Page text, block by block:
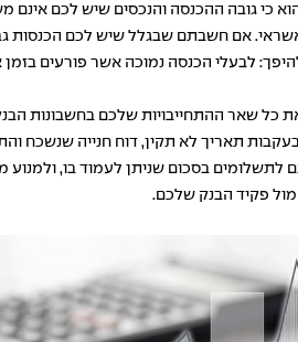
אם חשבתם שבגלל שיש לכם הכנסות
לבעלי הכנסה נמוכה אשר פורעים בזמן
כל שאר ההתחייבויות שלכם בחשבונות
תאריך לא תקין, דוח חנייה שנשכח
בסכום שניתן לעמוד בו,
מול פקיד הבנק שלכם.